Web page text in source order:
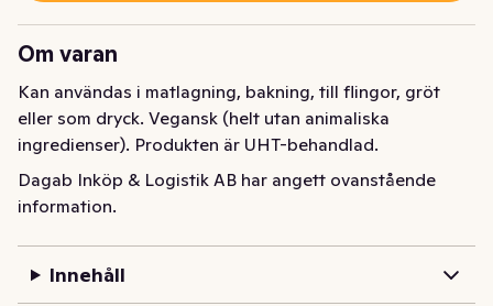
Om varan
Kan användas i matlagning, bakning, till flingor, gröt
eller som dryck. Vegansk (helt utan animaliska
ingredienser). Produkten är UHT-behandlad.
Dagab Inköp & Logistik AB har angett ovanstående
information.
Innehåll